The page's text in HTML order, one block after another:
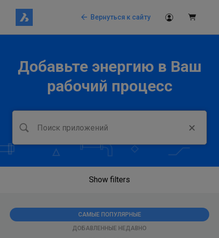
Вернуться к сайту
Добавьте энергию в Ваш
рабочий процесс
Show filters
САМЫЕ ПОПУЛЯРНЫЕ
ДОБАВЛЕННЫЕ НЕДАВНО